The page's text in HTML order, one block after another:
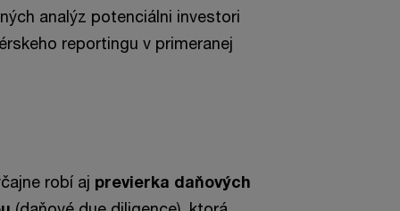
analýz potenciálni investori
reportingu v primeranej
robí aj previerka daňových